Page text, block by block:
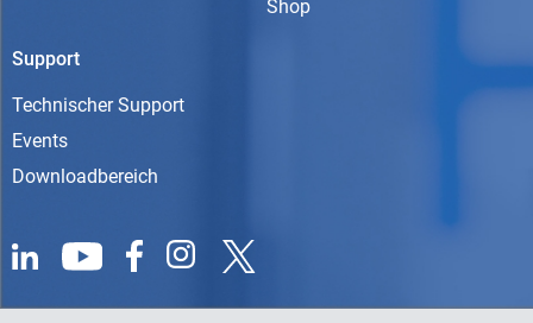
Shop
Support
Technischer Support
Events
Downloadbereich